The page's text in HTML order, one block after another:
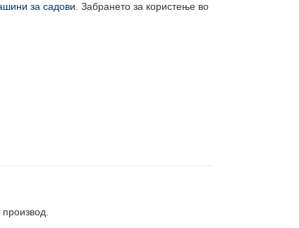
за садови . Забрането за користење во